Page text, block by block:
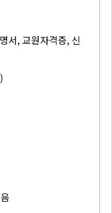
서, 교원자격증, 신